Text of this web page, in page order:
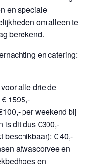
en speciale
om alleen te
berekend.
en catering:
alle drie de
1595,-
per weekend bij
is dit dus €300,-
beschikbaar): € 40,-
afwascorvee en
en